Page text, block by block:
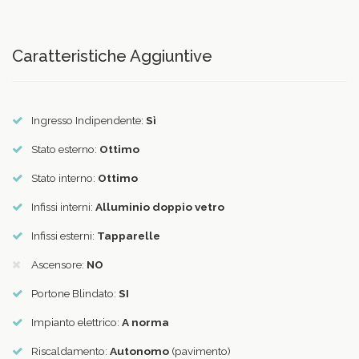
Caratteristiche Aggiuntive
Ingresso Indipendente: Sì
Stato esterno: Ottimo
Stato interno: Ottimo
Infissi interni: Alluminio doppio vetro
Infissi esterni: Tapparelle
Ascensore: NO
Portone Blindato: SI
Impianto elettrico: A norma
Riscaldamento: Autonomo (pavimento)